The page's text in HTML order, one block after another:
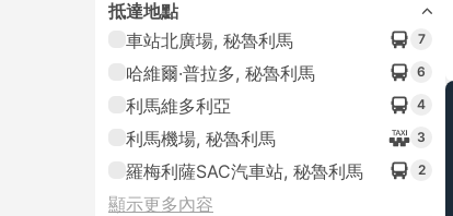
抵達地點
車站北廣場, 秘魯利馬
7
哈維爾·普拉多, 秘魯利馬 6
利馬維多利亞 4
利馬機場, 秘魯利馬 3
羅梅利薩SAC汽車站, 秘魯利馬 2
顯示更多內容